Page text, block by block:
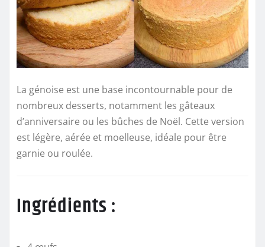
La génoise est une base incontournable pour de
nombreux desserts, notamment les gâteaux
d’anniversaire ou les bûches de Noël. Cette version
est légère, aérée et moelleuse, idéale pour être
garnie ou roulée.
Ingrédients :